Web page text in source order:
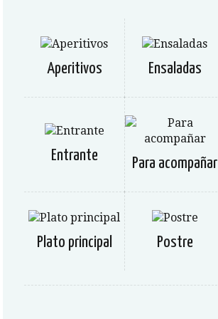
Aperitivos Ensaladas
Entrante Para acompañar
Plato principal Postre